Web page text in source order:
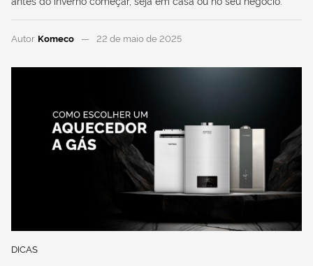
Autor Komeco 22 de maio de 2025
DICAS